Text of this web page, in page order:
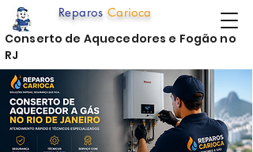
Reparos Carioca
Conserto de Aquecedores e Fogão no
RJ